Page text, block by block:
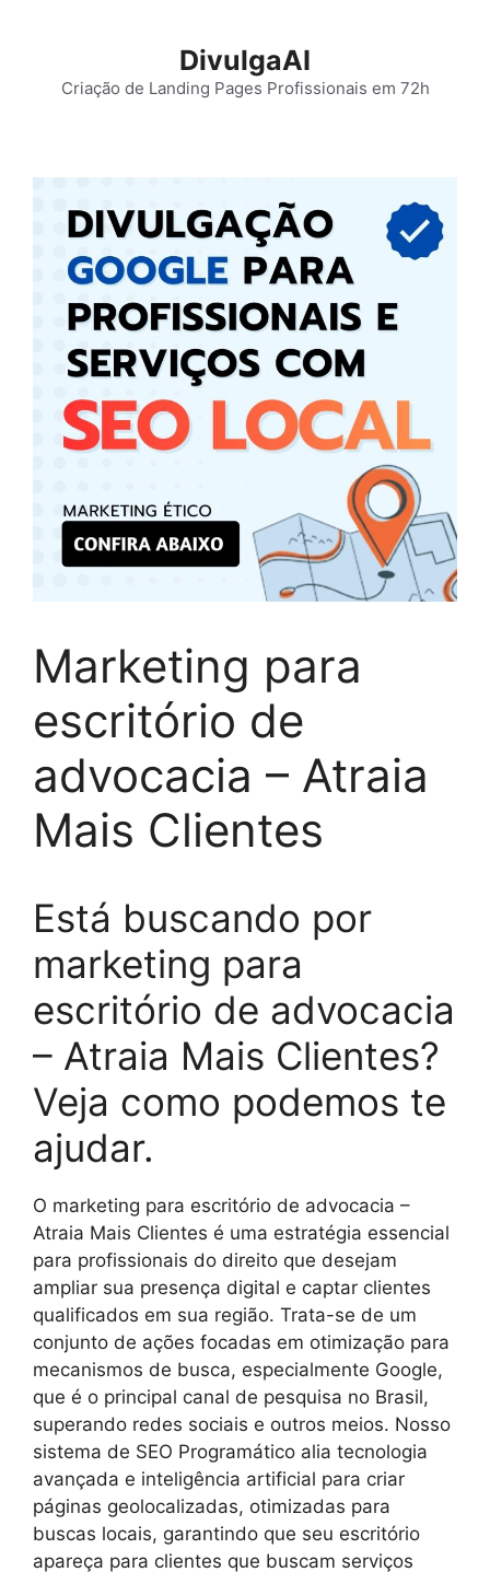
conteúdo
DivulgaAI
Criação de Landing Pages Profissionais em 72h
Marketing para
escritório de
advocacia – Atraia
Mais Clientes
Está buscando por
marketing para
escritório de advocacia
– Atraia Mais Clientes?
Veja como podemos te
ajudar.
O marketing para escritório de advocacia –
Atraia Mais Clientes é uma estratégia essencial
para profissionais do direito que desejam
ampliar sua presença digital e captar clientes
qualificados em sua região. Trata-se de um
conjunto de ações focadas em otimização para
mecanismos de busca, especialmente Google,
que é o principal canal de pesquisa no Brasil,
superando redes sociais e outros meios. Nosso
sistema de SEO Programático alia tecnologia
avançada e inteligência artificial para criar
páginas geolocalizadas, otimizadas para
buscas locais, garantindo que seu escritório
apareça para clientes que buscam serviços